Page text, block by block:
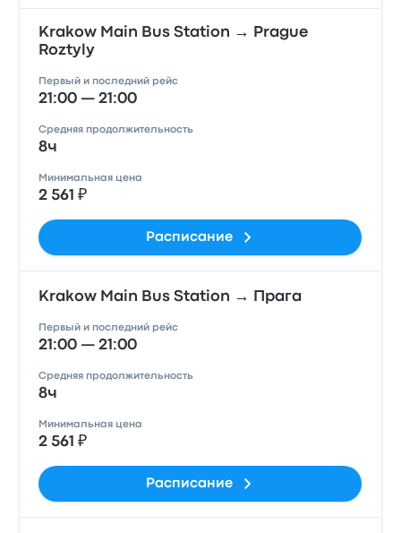
Krakow Main Bus Station → Prague
Roztyly
Первый и последний рейс
21:00 — 21:00
Средняя продолжительность
8ч
Минимальная цена
2 561 ₽
Расписание
Krakow Main Bus Station → Прага
Первый и последний рейс
21:00 — 21:00
Средняя продолжительность
8ч
Минимальная цена
2 561 ₽
Расписание